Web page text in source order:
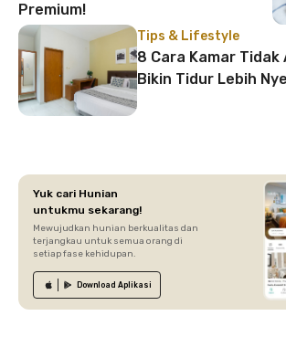
Premium!
Tips & Lifestyle
8 Cara Kamar Tidak
Bikin Tidur Lebih
Yuk cari Hunian
untukmu sekarang!
Mewujudkan hunian berkualitas dan
terjangkau untuk semua orang di
setiap fase kehidupan.
Download Aplikasi